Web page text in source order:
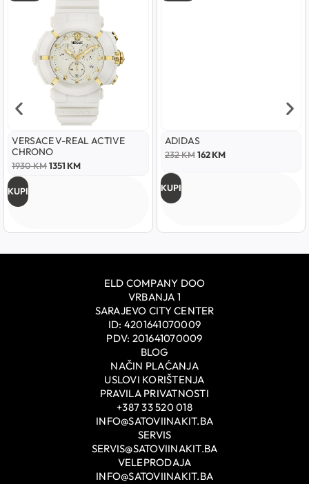
VERSACE V-REAL ACTIVE
CHRONO
1930KM1351KM
KUPI
ADIDAS
232KM 162KM
KUPI
ELD COMPANY DOO
VRBANJA 1
SARAJEVO CITY CENTER
ID: 4201641070009
PDV: 201641070009
BLOG
NAČIN PLAĆANJA
USLOVI KORIŠTENJA
PRAVILA PRIVATNOSTI
+387 33 520 018
INFO@SATOVIINAKIT.BA
SERVIS
SERVIS@SATOVIINAKIT.BA
VELEPRODAJA
INFO@SATOVIINAKIT.BA